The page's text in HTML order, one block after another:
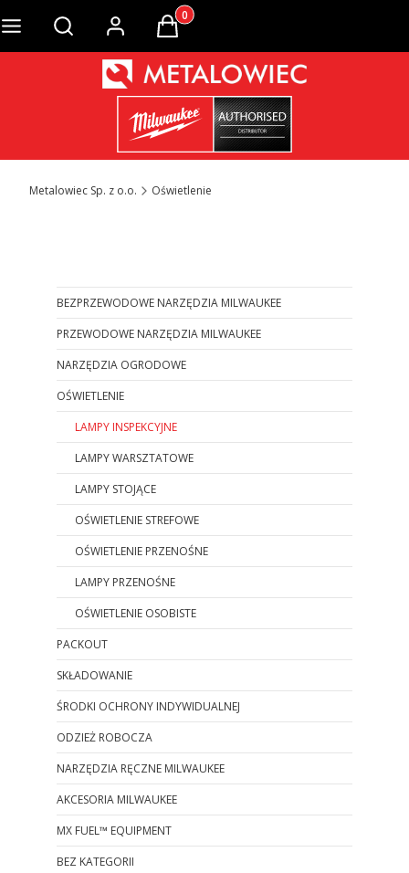
Otwórz wyszukiwarkęProdukty w koszyku: 0. Zobacz
Metalowiec Sp. z o.o. Oświetlenie
BEZPRZEWODOWE NARZĘDZIA MILWAUKEE
PRZEWODOWE NARZĘDZIA MILWAUKEE
NARZĘDZIA OGRODOWE
OŚWIETLENIE
LAMPY INSPEKCYJNE
LAMPY WARSZTATOWE
LAMPY STOJĄCE
OŚWIETLENIE STREFOWE
OŚWIETLENIE PRZENOŚNE
LAMPY PRZENOŚNE
OŚWIETLENIE OSOBISTE
PACKOUT
SKŁADOWANIE
ŚRODKI OCHRONY INDYWIDUALNEJ
ODZIEŻ ROBOCZA
NARZĘDZIA RĘCZNE MILWAUKEE
AKCESORIA MILWAUKEE
MX FUEL™ EQUIPMENT
BEZ KATEGORII